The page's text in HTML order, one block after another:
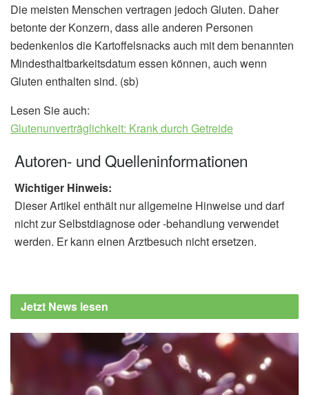
Die meisten Menschen vertragen jedoch Gluten. Daher
betonte der Konzern, dass alle anderen Personen
bedenkenlos die Kartoffelsnacks auch mit dem benannten
Mindesthaltbarkeitsdatum essen können, auch wenn
Gluten enthalten sind. (sb)
Lesen Sie auch:
Glutenunverträglichkeit: Krank durch Getreide
Autoren- und Quelleninformationen
Wichtiger Hinweis:
Dieser Artikel enthält nur allgemeine Hinweise und darf
nicht zur Selbstdiagnose oder -behandlung verwendet
werden. Er kann einen Arztbesuch nicht ersetzen.
Jetzt News lesen